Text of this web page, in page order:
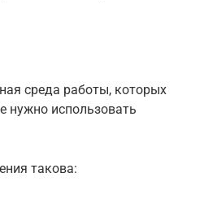
среда работы, которых
нужно использовать
такова: